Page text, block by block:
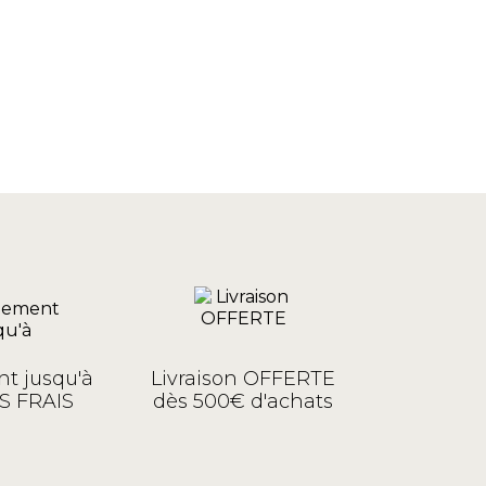
jusqu'à
FRAIS
Livraison OFFERTE
dès 500€ d'achats